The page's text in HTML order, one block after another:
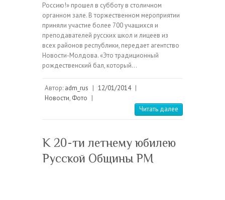
Россию!» прошел в субботу в столичном
органном зале. В торжественном мероприятии
приняли участие более 700 учащихся и
преподавателей русских школ и лицеев из
всех районов республики, передает агентство
Новости-Молдова. «Это традиционный
рождественский бал, который…
Автор: adm_rus | 12/01/2014 |
Новости, Фото |
Читать далее
К 20-ти летнему юбилею
Русской Общины РМ